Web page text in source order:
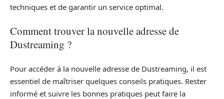
techniques et de garantir un service optimal.
Comment trouver la nouvelle adresse de
Dustreaming ?
Pour accéder à la nouvelle adresse de Dustreaming, il est
essentiel de maîtriser quelques conseils pratiques. Rester
informé et suivre les bonnes pratiques peut faire la